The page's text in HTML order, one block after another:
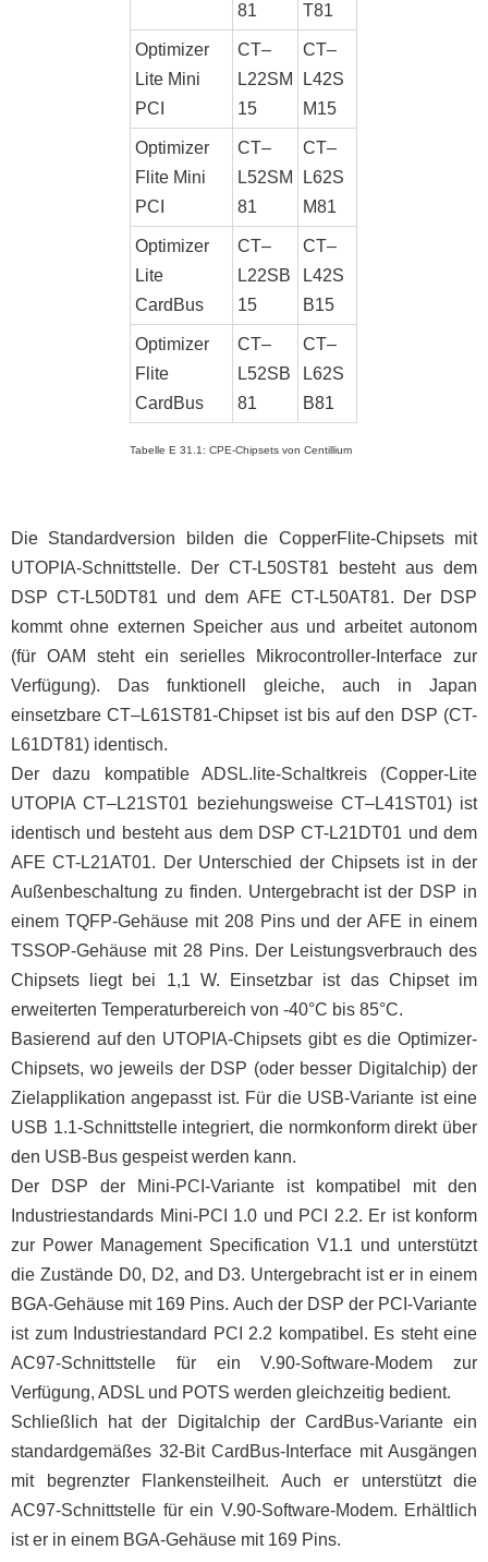
81
T81
Optimizer
Lite Mini
PCI
CT–
L22SM
15
CT–
L42S
M15
Optimizer
Flite Mini
PCI
CT–
L52SM
81
CT–
L62S
M81
Optimizer
Lite
CardBus
CT–
L22SB
15
CT–
L42S
B15
Optimizer
Flite
CardBus
CT–
L52SB
81
CT–
L62S
B81
Tabelle E 31.1: CPE-Chipsets von Centillium
Die Standardversion bilden die CopperFlite-Chipsets mit
UTOPIA-Schnittstelle. Der CT-L50ST81 besteht aus dem
DSP CT-L50DT81 und dem AFE CT-L50AT81. Der DSP
kommt ohne externen Speicher aus und arbeitet autonom
(für OAM steht ein serielles Mikrocontroller-Interface zur
Verfügung). Das funktionell gleiche, auch in Japan
einsetzbare CT–L61ST81-Chipset ist bis auf den DSP (CT-
L61DT81) identisch.
Der dazu kompatible ADSL.lite-Schaltkreis (Copper-Lite
UTOPIA CT–L21ST01 beziehungsweise CT–L41ST01) ist
identisch und besteht aus dem DSP CT-L21DT01 und dem
AFE CT-L21AT01. Der Unterschied der Chipsets ist in der
Außenbeschaltung zu finden. Untergebracht ist der DSP in
einem TQFP-Gehäuse mit 208 Pins und der AFE in einem
TSSOP-Gehäuse mit 28 Pins. Der Leistungsverbrauch des
Chipsets liegt bei 1,1 W. Einsetzbar ist das Chipset im
erweiterten Temperaturbereich von -40°C bis 85°C.
Basierend auf den UTOPIA-Chipsets gibt es die Optimizer-
Chipsets, wo jeweils der DSP (oder besser Digitalchip) der
Zielapplikation angepasst ist. Für die USB-Variante ist eine
USB 1.1-Schnittstelle integriert, die normkonform direkt über
den USB-Bus gespeist werden kann.
Der DSP der Mini-PCI-Variante ist kompatibel mit den
Industriestandards Mini-PCI 1.0 und PCI 2.2. Er ist konform
zur Power Management Specification V1.1 und unterstützt
die Zustände D0, D2, and D3. Untergebracht ist er in einem
BGA-Gehäuse mit 169 Pins. Auch der DSP der PCI-Variante
ist zum Industriestandard PCI 2.2 kompatibel. Es steht eine
AC97-Schnittstelle für ein V.90-Software-Modem zur
Verfügung, ADSL und POTS werden gleichzeitig bedient.
Schließlich hat der Digitalchip der CardBus-Variante ein
standardgemäßes 32-Bit CardBus-Interface mit Ausgängen
mit begrenzter Flankensteilheit. Auch er unterstützt die
AC97-Schnittstelle für ein V.90-Software-Modem. Erhältlich
ist er in einem BGA-Gehäuse mit 169 Pins.